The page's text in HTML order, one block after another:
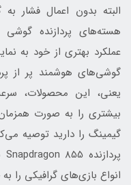
البته بدون اعمال فشار
هسته‌های پردازنده
عملکرد بهتری از خود به
گوشی‌های هوشمند پر از
یعنی، این محصولات،
بیشتری را به صورت
گیمینگ را دارید توصیه
انواع بازی‌های گرافیکی را